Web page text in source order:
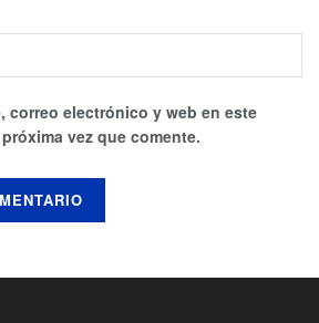
correo electrónico y web en este
vez que comente.